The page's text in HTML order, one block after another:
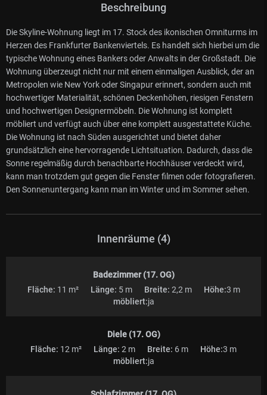
Beschreibung
Die Skyline-Wohnung liegt im 17. Stock des ikonischen Omniturms im
Herzen des Frankfurter Bankenviertels. Es handelt sich hierbei um die
typische Wohnung eines Bankers oder Anwalts in der Großstadt. Die
Wohnung überzeugt nicht nur mit einem einmaligen Ausblick, der an
Metropolen wie New York oder Singapur erinnert, sondern auch mit
hochwertiger Materialität, schönen Deckenhöhen, riesigen Fenstern
und hochwertigen Designermöbeln. Die Wohnung ist komplett
möbliert und verfügt auch über eine komplett ausgestattete Küche.
Die Wohnung ist nach Süden ausgerichtet und bietet daher
grundsätzlich eine hervorragende Lichtsituation. Dadurch, dass die
Sonne regelmäßig durch benachbarte Hochhäuser verdeckt wird,
kann man trotzdem gut gegen die Fenster filmen oder fotografieren.
Den Sonnenuntergang kann man im Winter und im Sommer sehen.
Innenräume (4)
Badezimmer (17. OG)
Fläche: 11 m² Länge: 5 m Breite: 2,2 m Höhe:3 m
möbliert:ja
Diele (17. OG)
Fläche: 12 m² Länge: 2 m Breite: 6 m Höhe:3 m
möbliert:ja